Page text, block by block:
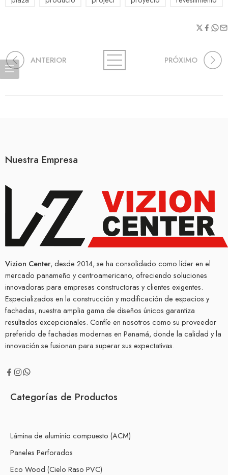
ANTERIOR PRÓXIMO
Nuestra Empresa
Vizion Center, desde 2014, se ha consolidado como líder en el
mercado panameño y centroamericano, ofreciendo soluciones
innovadoras para empresas constructoras y clientes exigentes.
Especializados en la construcción y modificación de espacios y
fachadas, nuestra amplia gama de diseños únicos garantiza
resultados excepcionales. Confíe en nosotros como su proveedor
preferido de fachadas modernas en Panamá, donde la calidad y la
innovación se fusionan para superar sus expectativas.
Categorías de Productos
Lámina de aluminio compuesto (ACM)
Paneles Perforados
Eco Wood (Cielo Raso PVC)